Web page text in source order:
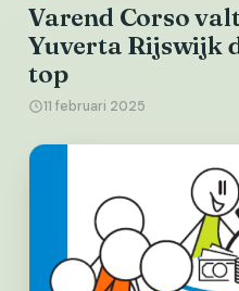
Varend Corso
Yuverta Rijswijk
top
11 februari 2025